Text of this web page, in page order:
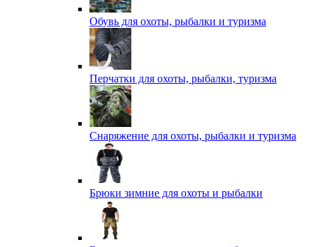
Обувь для охоты, рыбалки и туризма
Перчатки для охоты, рыбалки, туризма
Снаряжение для охоты, рыбалки и туризма
Брюки зимние для охоты и рыбалки